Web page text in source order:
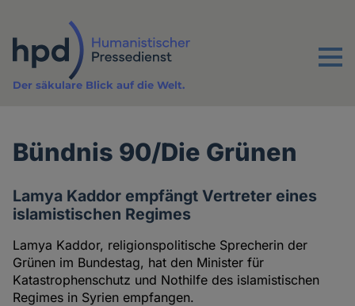
Inhalt
Menu
Der säkulare Blick auf die Welt.
Bündnis 90/Die Grünen
Lamya Kaddor empfängt Vertreter eines
islamistischen Regimes
Lamya Kaddor, religionspolitische Sprecherin der
Grünen im Bundestag, hat den Minister für
Katastrophenschutz und Nothilfe des islamistischen
Regimes in Syrien empfangen.